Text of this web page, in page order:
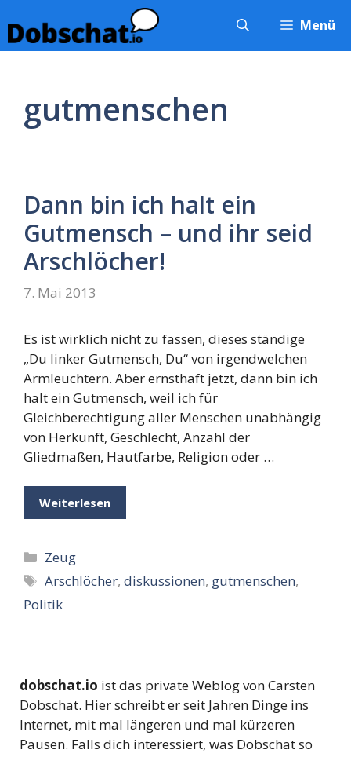
Inhalt
springen
Menü
gutmenschen
Dann bin ich halt ein
Gutmensch – und ihr seid
Arschlöcher!
7. Mai 2013
Es ist wirklich nicht zu fassen, dieses ständige
„Du linker Gutmensch, Du“ von irgendwelchen
Armleuchtern. Aber ernsthaft jetzt, dann bin ich
halt ein Gutmensch, weil ich für
Gleichberechtigung aller Menschen unabhängig
von Herkunft, Geschlecht, Anzahl der
Gliedmaßen, Hautfarbe, Religion oder …
Weiterlesen
Kategorien
Zeug
Schlagwörter
Arschlöcher,diskussionen, gutmenschen,
Politik
dobschat.io ist das private Weblog von Carsten
Dobschat. Hier schreibt er seit Jahren Dinge ins
Internet, mit mal längeren und mal kürzeren
Pausen. Falls dich interessiert, was Dobschat so